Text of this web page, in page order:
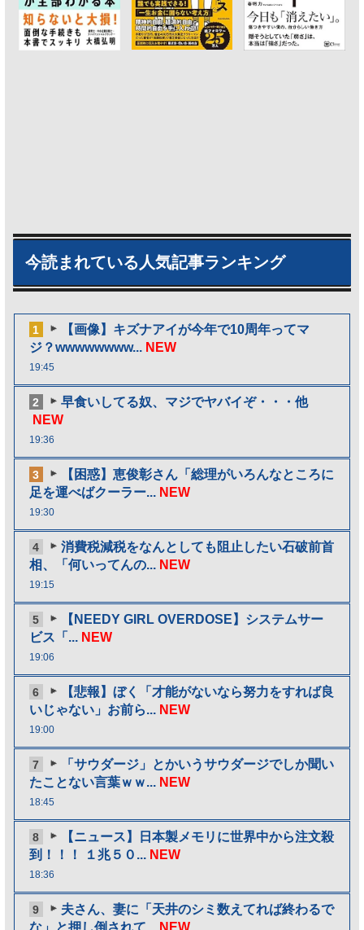
今読まれている人気記事ランキング
1
【画像】キズナアイが今年で10周年ってマ
ジ？wwwwwwww... NEW
19:45
2
早食いしてる奴、マジでヤバイぞ・・・他
NEW
19:36
3
【困惑】恵俊彰さん「総理がいろんなところに
足を運べばクーラー... NEW
19:30
4
消費税減税をなんとしても阻止したい石破前首
相、「何いってんの... NEW
19:15
5
【NEEDY GIRL OVERDOSE】システムサー
ビス「... NEW
19:06
6
【悲報】ぼく「才能がないなら努力をすれば良
いじゃない」お前ら... NEW
19:00
7
「サウダージ」とかいうサウダージでしか聞い
たことない言葉ｗｗ... NEW
18:45
8
【ニュース】日本製メモリに世界中から注文殺
到！！！ １兆５０... NEW
18:36
9
夫さん、妻に「天井のシミ数えてれば終わるで
な」と押し倒されて...
NEW